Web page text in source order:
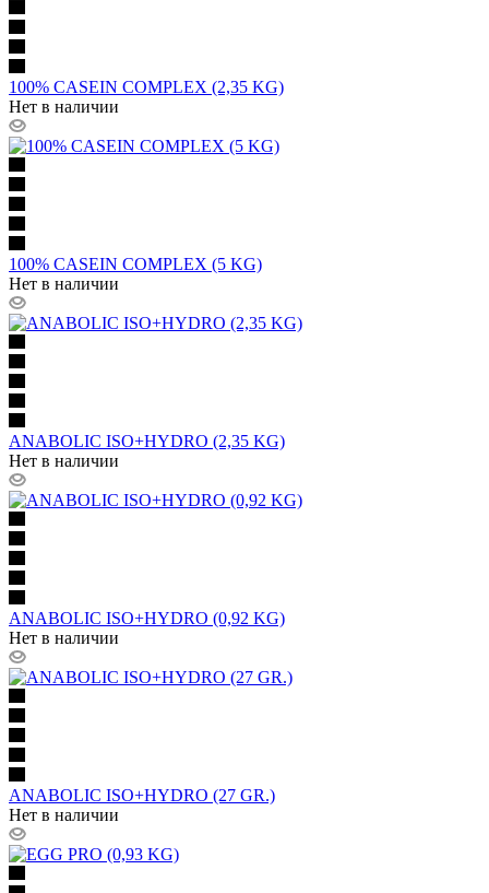
100% CASEIN COMPLEX (2,35 KG)
Нет в наличии
100% CASEIN COMPLEX (5 KG)
Нет в наличии
ANABOLIC ISO+HYDRO (2,35 KG)
Нет в наличии
ANABOLIC ISO+HYDRO (0,92 KG)
Нет в наличии
ANABOLIC ISO+HYDRO (27 GR.)
Нет в наличии